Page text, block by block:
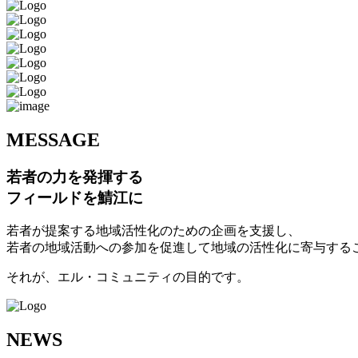
MESSAGE
若者の力を発揮する
フィールドを鯖江に
若者が提案する地域活性化のための企画を支援し、
若者の地域活動への参加を促進して地域の活性化に寄与する
それが、エル・コミュニティの目的です。
NEWS